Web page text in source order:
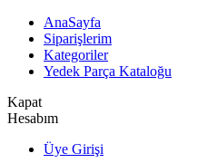
AnaSayfa
Siparişlerim
Kategoriler
Yedek Parça Kataloğu
Kapat
Hesabım
Üye Girişi